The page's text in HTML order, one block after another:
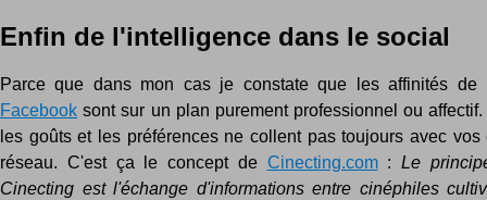
Enfin de l'intelligence dans le social
Parce que dans mon cas je constate que les affinités
Facebook sont sur un plan purement professionnel ou
les goûts et les préférences ne collent pas toujours avec vos
réseau. C'est ça le concept de Cinecting.com: Le
Cinecting est l'échange d'informations entre cinéphiles